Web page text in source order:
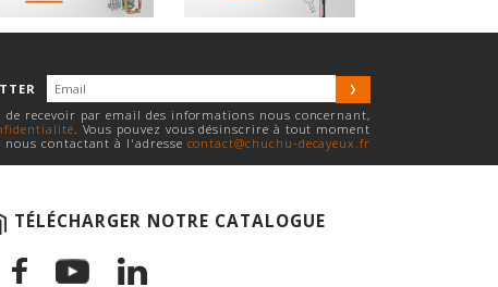
de recevoir par email des informations nous concernant,
. Vous pouvez vous désinscrire à tout moment
nous contactant à l'adresse contact@chuchu-decayeux.fr
TÉLÉCHARGER NOTRE CATALOGUE